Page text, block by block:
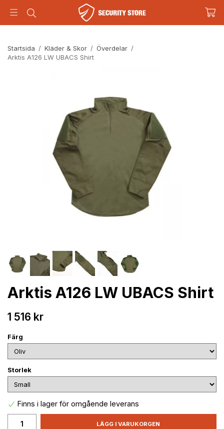
Startsida / Kläder & Skor / Överdelar /
Arktis A126 LW UBACS Shirt
Arktis A126 LW UBACS Shirt
1 516 kr
Färg
Storlek
Finns i lager för omgående leverans
LÄGG I VARUKORGEN